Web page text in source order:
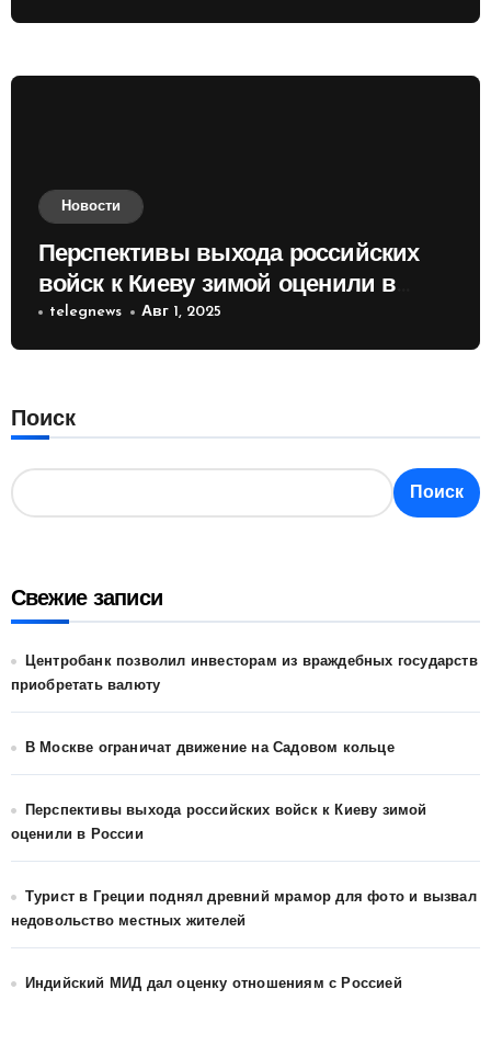
Новости
Перспективы выхода российских
войск к Киеву зимой оценили в
России
telegnews Авг 1, 2025
Поиск
Поиск
Свежие записи
Центробанк позволил инвесторам из враждебных государств
приобретать валюту
В Москве ограничат движение на Садовом кольце
Перспективы выхода российских войск к Киеву зимой
оценили в России
Турист в Греции поднял древний мрамор для фото и вызвал
недовольство местных жителей
Индийский МИД дал оценку отношениям с Россией